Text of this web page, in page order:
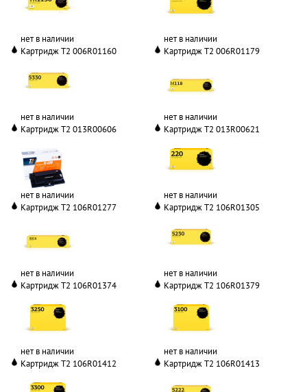
нет в наличии
нет в наличии
Картридж T2 006R01160
нет в наличии
Картридж T2 006R01179
нет в наличии
Картридж T2 013R00606
нет в наличии
Картридж T2 013R00621
нет в наличии
Картридж T2 106R01277
нет в наличии
Картридж T2 106R01305
нет в наличии
Картридж T2 106R01374
нет в наличии
Картридж T2 106R01379
нет в наличии
Картридж T2 106R01412
Картридж T2 106R01413